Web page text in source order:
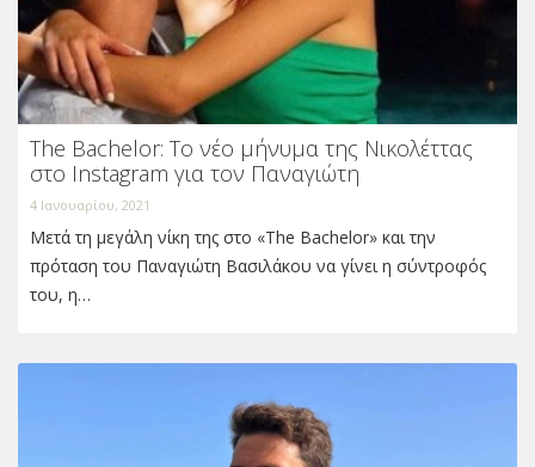
The Bachelor: Το νέο μήνυμα της Νικολέττας
στο Instagram για τον Παναγιώτη
4 Ιανουαρίου, 2021
Μετά τη μεγάλη νίκη της στο «The Bachelor» και την
πρόταση του Παναγιώτη Βασιλάκου να γίνει η σύντροφός
του, η…